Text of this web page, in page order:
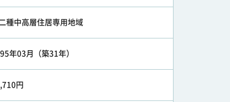
種中高層住居専用地域
年03月（築31年）
円